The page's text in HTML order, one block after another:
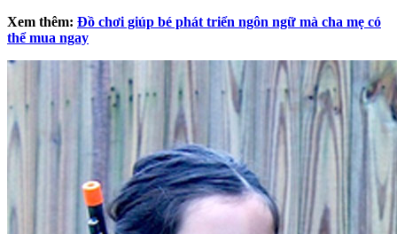
Xem thêm: Đồ chơi giúp bé phát triển ngôn ngữ mà cha mẹ có
thể mua ngay